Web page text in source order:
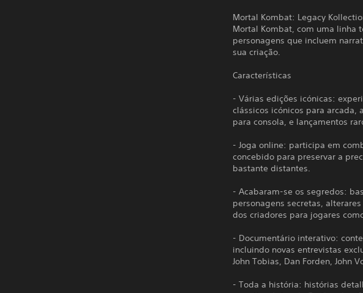
Mortal Kombat: Legacy
Mortal Kombat, com uma linha
personagens que incluem
sua criação.
Características
- Várias edições icónicas:
clássicos icónicos para arcada,
para consola, e lançamentos
- Joga online: participa em
concebido para preservar a
bastante distantes.
- Acabaram-se os segredos:
personagens secretas,
dos criadores para jogares
- Documentário interativo:
incluindo novas entrevistas
John Tobias, Dan Forden, John
- Toda a história: histórias